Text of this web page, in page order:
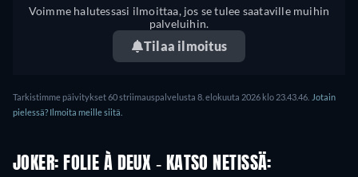
Voimme halutessasi ilmoittaa, jos se tulee saataville muihin
palveluihin.
Tilaa ilmoitus
Tarkistimme päivitykset 60 striimauspalvelusta 8. elokuuta 2026 klo 23.43.46. Jotain
pielessä? Ilmoita meille siitä.
JOKER: FOLIE À DEUX - KATSO NETISSÄ: